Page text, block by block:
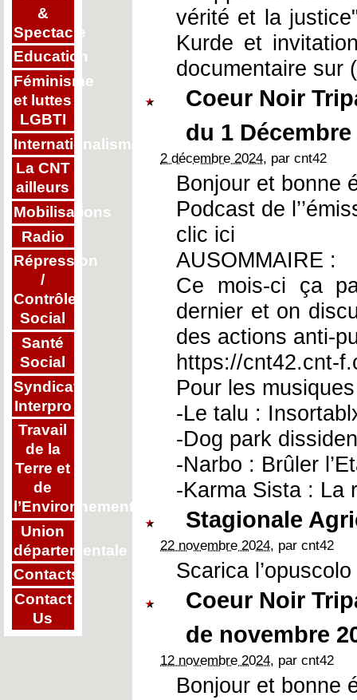
&
Spectacle
Education
Féminisme
et luttes
LGBTI
Internationalisme
La CNT
ailleurs
Mobilisations
Radio
Répression
/
Contrôle
Social
Santé
Social
Syndicat
Interpro
Travail
de la
Terre et
de
l’Environnement
Union
départementale
Contacts
Contact
Us
vérité et la
Kurde et
documentaire sur
Coeur Noir
du 1 Décembre
2 décembre 2024, par cnt42
Bonjour et bonne
Podcast de
clic ici
AUSOMMAIRE :
Ce mois-ci ça
dernier et on
des actions anti-
https://cnt42.cnt-
Pour les
-Le talu :
-Dog park
-Narbo : Brûler
-Karma Sista : La
Stagionale
22 novembre 2024, par cnt42
Scarica l’opuscolo
Coeur Noir
de novembre
12 novembre 2024, par cnt42
Bonjour et bonne